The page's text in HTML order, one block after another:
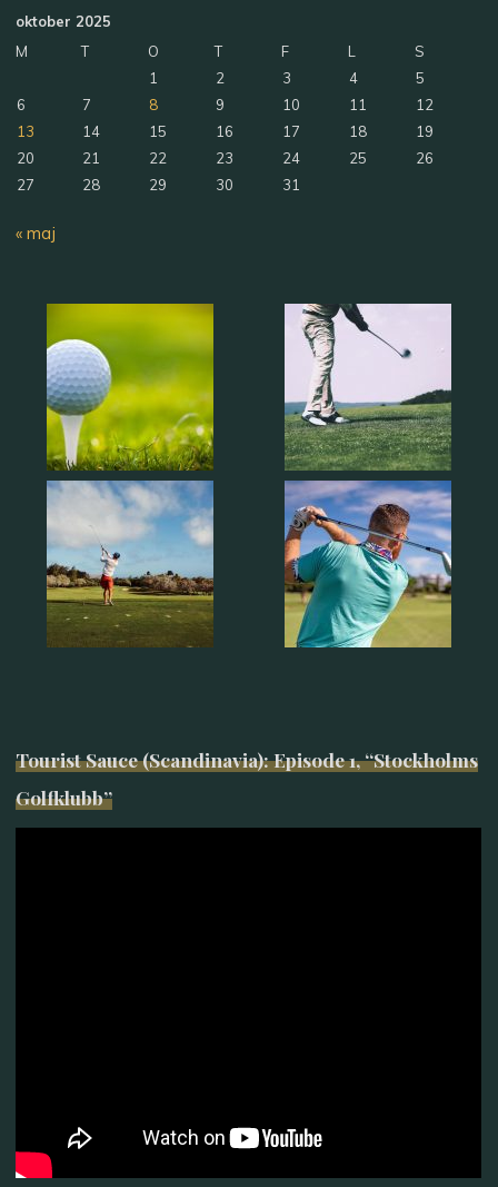
oktober 2025
M
T O T F L
S
1
2 3 4
5
6
7 8 9 10 11
12
13
14 15 16 17 18
19
20
21 22 23 24 25
26
27
28 29 30 31
« maj
Tourist Sauce (Scandinavia): Episode 1, “Stockholms
Golfklubb”